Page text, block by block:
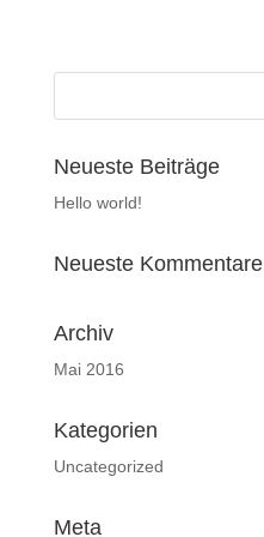
Neueste Beiträge
Hello world!
Neueste Kommentare
Archiv
Mai 2016
Kategorien
Uncategorized
Meta